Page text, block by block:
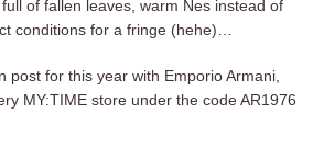
of fallen leaves, warm Nes instead of
conditions for a fringe (hehe)…
post for this year with Emporio Armani,
MY:TIME store under the code AR1976